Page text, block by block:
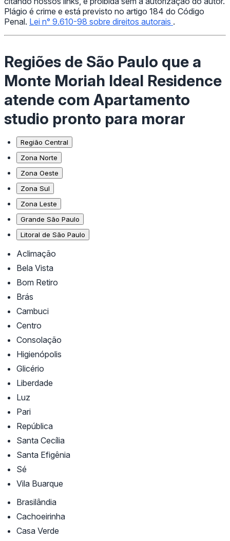
Plágio é crime e está previsto no artigo 184 do Código
Penal. Lei n° 9.610-98 sobre direitos autorais .
Regiões de São Paulo que a
Monte Moriah Ideal Residence
atende com Apartamento
studio pronto para morar
Região Central
Zona Norte
Zona Oeste
Zona Sul
Zona Leste
Grande São Paulo
Litoral de São Paulo
Aclimação
Bela Vista
Bom Retiro
Brás
Cambuci
Centro
Consolação
Higienópolis
Glicério
Liberdade
Luz
Pari
República
Santa Cecília
Santa Efigênia
Sé
Vila Buarque
Brasilândia
Cachoeirinha
Casa Verde